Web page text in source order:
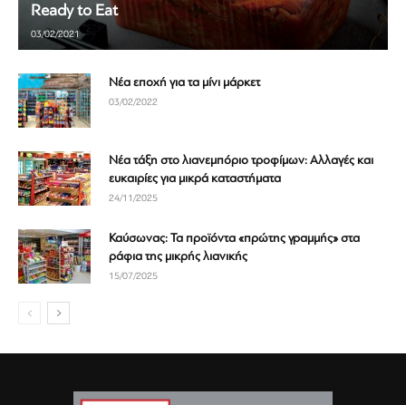
Ready to Eat
03/02/2021
Νέα εποχή για τα μίνι μάρκετ
03/02/2022
Νέα τάξη στο λιανεμπόριο τροφίμων: Αλλαγές και
ευκαιρίες για μικρά καταστήματα
24/11/2025
Καύσωνας: Τα προϊόντα «πρώτης γραμμής» στα
ράφια της μικρής λιανικής
15/07/2025